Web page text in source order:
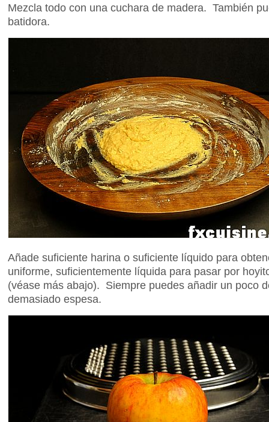
Mezcla todo con una cuchara de madera. También
batidora.
Añade suficiente harina o suficiente líquido para
uniforme, suficientemente líquida para pasar por
(véase más abajo). Siempre puedes añadir un poco
demasiado espesa.